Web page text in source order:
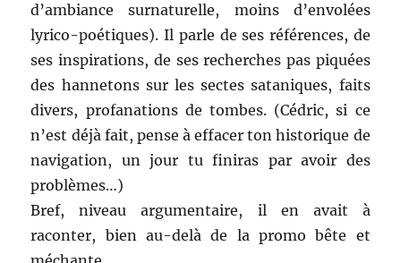
d’ambiance surnaturelle, moins d’envolées
lyrico-poétiques). Il parle de ses références, de
ses inspirations, de ses recherches pas piquées
des hannetons sur les sectes sataniques, faits
divers, profanations de tombes. (Cédric, si ce
n’est déjà fait, pense à effacer ton historique de
navigation, un jour tu finiras par avoir des
problèmes…)
Bref, niveau argumentaire, il en avait à
raconter, bien au-delà de la promo bête et